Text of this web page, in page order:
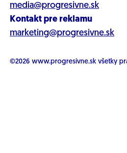
media@progresivne.sk
Kontakt pre reklamu
marketing@progresivne.sk
©2026 www.progresivne.sk všetky